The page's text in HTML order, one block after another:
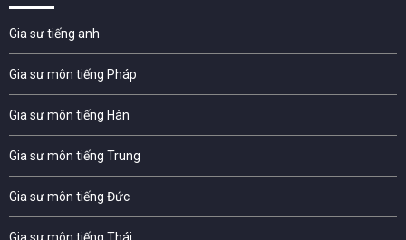
Gia sư tiếng anh
Gia sư môn tiếng Pháp
Gia sư môn tiếng Hàn
Gia sư môn tiếng Trung
Gia sư môn tiếng Đức
Gia sư môn tiếng Thái